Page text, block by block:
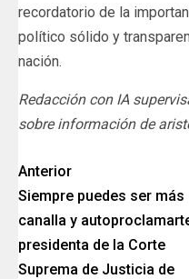
recordatorio de la
político sólido y
nación.
Redacción con IA
sobre información de
Anterior
Siempre puedes ser más
canalla y
presidenta de la Corte
Suprema de Justicia de